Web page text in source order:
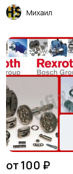
Михаил
от 100 ₽